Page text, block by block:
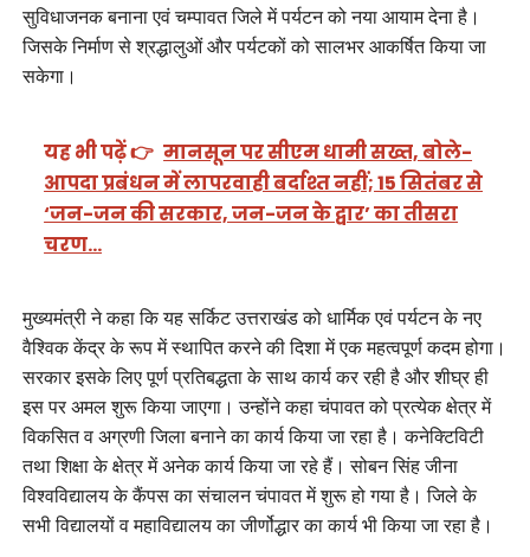
सुविधाजनक बनाना एवं चम्पावत जिले में पर्यटन को नया आयाम देना है।
जिसके निर्माण से श्रद्धालुओं और पर्यटकों को सालभर आकर्षित किया जा
सकेगा।
यह भी पढ़ें 👉 मानसून पर सीएम धामी सख्त, बोले-
आपदा प्रबंधन में लापरवाही बर्दाश्त नहीं; 15 सितंबर से
‘जन-जन की सरकार, जन-जन के द्वार’ का तीसरा
चरण…
मुख्यमंत्री ने कहा कि यह सर्किट उत्तराखंड को धार्मिक एवं पर्यटन के नए
वैश्विक केंद्र के रूप में स्थापित करने की दिशा में एक महत्वपूर्ण कदम होगा।
सरकार इसके लिए पूर्ण प्रतिबद्धता के साथ कार्य कर रही है और शीघ्र ही
इस पर अमल शुरू किया जाएगा। उन्होंने कहा चंपावत को प्रत्येक क्षेत्र में
विकसित व अग्रणी जिला बनाने का कार्य किया जा रहा है। कनेक्टिविटी
तथा शिक्षा के क्षेत्र में अनेक कार्य किया जा रहे हैं। सोबन सिंह जीना
विश्वविद्यालय के कैंपस का संचालन चंपावत में शुरू हो गया है। जिले के
सभी विद्यालयों व महाविद्यालय का जीर्णोद्धार का कार्य भी किया जा रहा है।